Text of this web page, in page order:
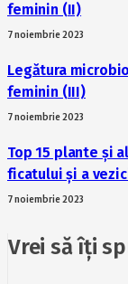
feminin (II)
7 noiembrie 2023
Legătura
feminin (III)
7 noiembrie 2023
Top 15 plante și
ficatului și a
7 noiembrie 2023
Vrei să îți